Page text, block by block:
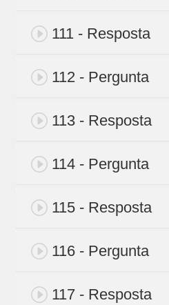
111 - Resposta
112 - Pergunta
113 - Resposta
114 - Pergunta
115 - Resposta
116 - Pergunta
117 - Resposta